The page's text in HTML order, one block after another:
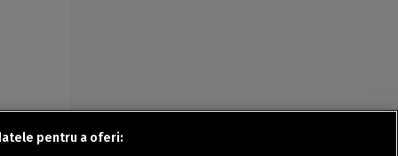
pentru a oferi: